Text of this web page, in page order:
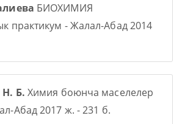
БИОХИМИЯ
практикум - Жалал-Абад 2014
Н. Б. Химия боюнча маселелер
Абад 2017 ж. - 231 б.